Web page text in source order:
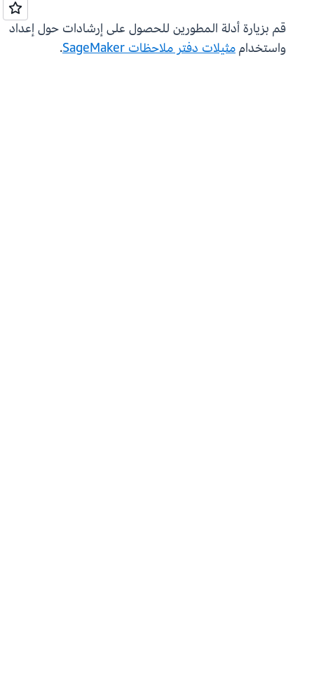
قم بزيارة أدلة المطورين للحصول على إرشادات حول إعداد
واستخداممثيلات دفتر ملاحظات SageMaker .